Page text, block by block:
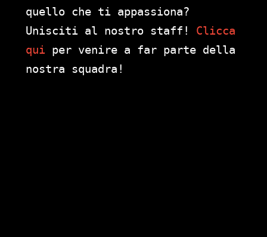
quello che ti appassiona?
Unisciti al nostro staff! Clicca
qui per venire a far parte della
nostra squadra!